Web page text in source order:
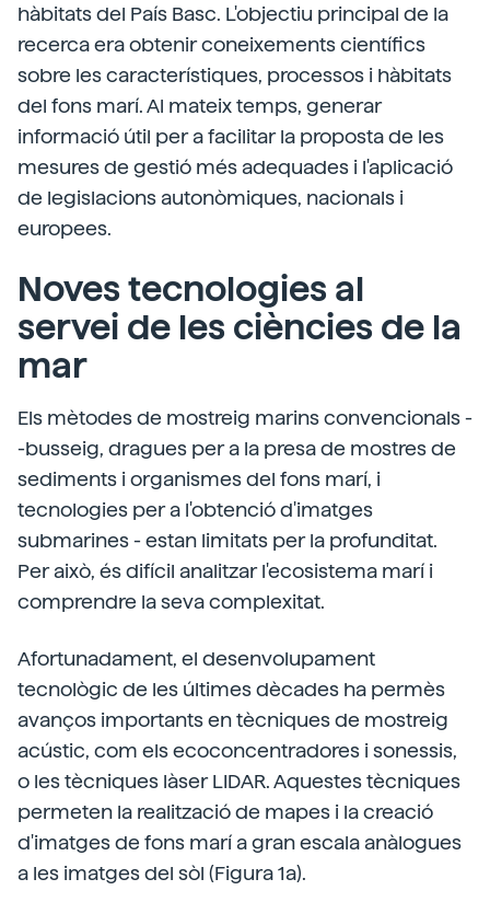
hàbitats del País Basc. L'objectiu principal de la
recerca era obtenir coneixements científics
sobre les característiques, processos i hàbitats
del fons marí. Al mateix temps, generar
informació útil per a facilitar la proposta de les
mesures de gestió més adequades i l'aplicació
de legislacions autonòmiques, nacionals i
europees.
Noves tecnologies al
servei de les ciències de la
mar
Els mètodes de mostreig marins convencionals -
-busseig, dragues per a la presa de mostres de
sediments i organismes del fons marí, i
tecnologies per a l'obtenció d'imatges
submarines - estan limitats per la profunditat.
Per això, és difícil analitzar l'ecosistema marí i
comprendre la seva complexitat.
Afortunadament, el desenvolupament
tecnològic de les últimes dècades ha permès
avanços importants en tècniques de mostreig
acústic, com els ecoconcentradores i sonessis,
o les tècniques làser LIDAR. Aquestes tècniques
permeten la realització de mapes i la creació
d'imatges de fons marí a gran escala anàlogues
a les imatges del sòl (Figura 1a).